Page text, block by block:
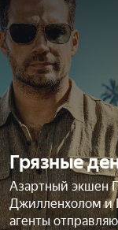
Грязные
Азартный экшен
Джилленхолом и
агенты